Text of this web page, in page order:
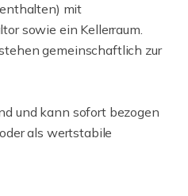
mit
sowie ein Kellerraum.
gemeinschaftlich zur
und kann sofort bezogen
als wertstabile